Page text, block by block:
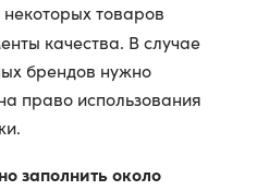
товаров
качества. В случае
брендов нужно
право использования
заполнить около